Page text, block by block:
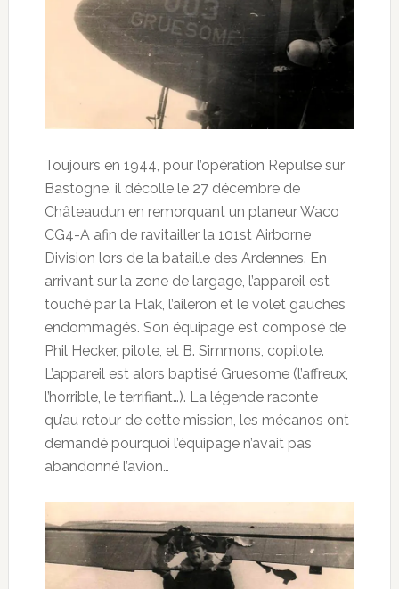
Toujours en 1944, pour l’opération Repulse sur
Bastogne, il décolle le 27 décembre de
Châteaudun en remorquant un planeur Waco
CG4-A afin de ravitailler la 101st Airborne
Division lors de la bataille des Ardennes. En
arrivant sur la zone de largage, l’appareil est
touché par la Flak, l’aileron et le volet gauches
endommagés. Son équipage est composé de
Phil Hecker, pilote, et B. Simmons, copilote.
L’appareil est alors baptisé Gruesome (l’affreux,
l’horrible, le terrifiant…). La légende raconte
qu’au retour de cette mission, les mécanos ont
demandé pourquoi l’équipage n’avait pas
abandonné l’avion…